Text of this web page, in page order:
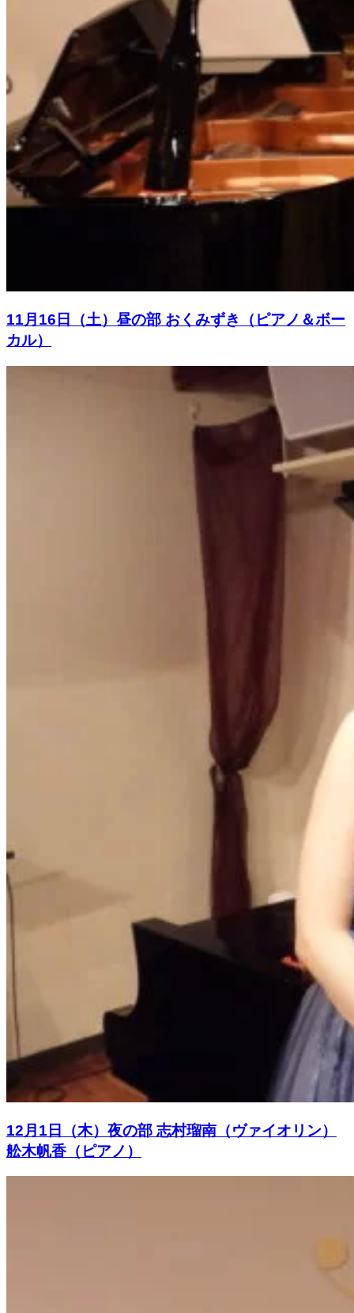
11月16日（土）昼の部 おくみずき（ピアノ＆ボー
カル）
12月1日（木）夜の部 志村瑠南（ヴァイオリン）
舩木帆香（ピアノ）